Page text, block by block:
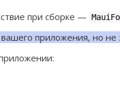
при сборке —
приложения, но не